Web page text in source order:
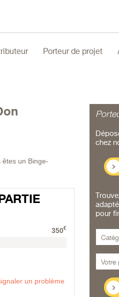
Porteur de projet
un Binge-
350€
un problème
chez
pour